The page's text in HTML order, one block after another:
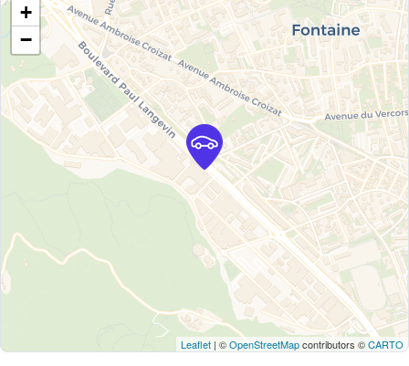
+
−
Leaflet | ©OpenStreetMapcontributors ©CARTO